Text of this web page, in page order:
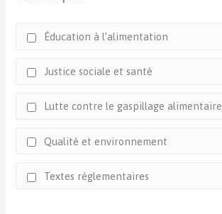
Éducation à l’alimentation
Justice sociale et santé
Lutte contre le gaspillage alimentaire
Qualité et environnement
Textes réglementaires